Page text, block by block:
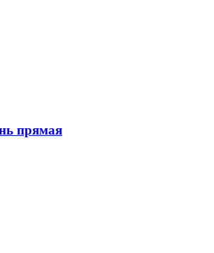
прямая